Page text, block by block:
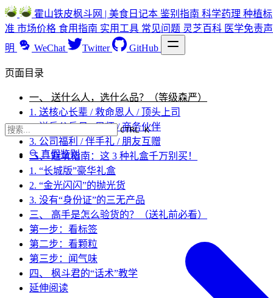
霍山铁皮枫斗网 | 美食日记本 鉴别指南 科学药理 种植标
准 市场价格 食用指南 实用工具 常见问题 灵芝百科 医学免责声
明
WeChat Twitter GitHub
CTRL K
🔍 真假鉴别
页面目录
一、 送什么人，选什么品？（等级森严）
1. 送核心长辈 / 救命恩人 / 顶头上司
2. 送岳父岳母 / 恩师 / 商务伙伴
3. 公司福利 / 伴手礼 / 朋友互赠
二、 避坑指南：这 3 种礼盒千万别买！
1. “长城版”豪华礼盒
2. “金光闪闪”的抛光货
3. 没有“身份证”的三无产品
三、 高手是怎么验货的？（送礼前必看）
第一步：看标签
第二步：看颗粒
第三步：闻气味
四、 枫斗君的“话术”教学
延伸阅读